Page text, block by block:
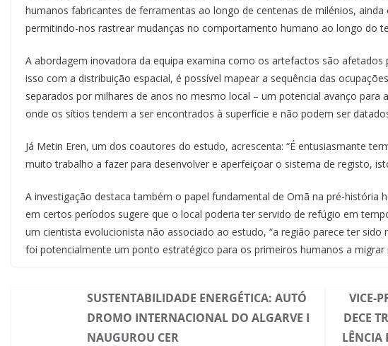
humanos fabricantes de ferramentas ao longo de centenas de milénios,
permitindo-nos rastrear mudanças no comportamento humano ao longo do
A abordagem inovadora da equipa examina como os artefactos são
isso com a distribuição espacial, é possível mapear a sequência das
separados por milhares de anos no mesmo local – um potencial avanço
onde os sítios tendem a ser encontrados à superfície e não podem ser
Já Metin Eren, um dos coautores do estudo, acrescenta: “É entusiasmante
muito trabalho a fazer para desenvolver e aperfeiçoar o sistema de registo,
A investigação destaca também o papel fundamental de Omã na pré-história
em certos períodos sugere que o local poderia ter servido de refúgio em
um cientista evolucionista não associado ao estudo, “a região parece ter
foi potencialmente um ponto estratégico para os primeiros humanos a migrar
SUSTENTABILIDADE ENERGÉTICA: AUTÓ
DROMO INTERNACIONAL DO ALGARVE I
NAUGUROU CER
VICE-
DECE
LÊNCIA